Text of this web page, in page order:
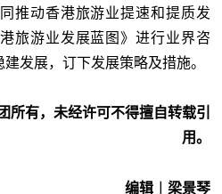
推动香港旅游业提速和提质发
旅游业发展蓝图》进行业界咨
发展，订下发展策略及措施。
所有，未经许可不得擅自转载引
用。
编辑︱梁景琴